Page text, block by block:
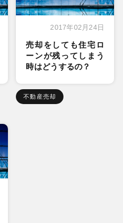
2017年02月24日
売却をしても住宅ロ
ーンが残ってしまう
時はどうするの？
不動産売却